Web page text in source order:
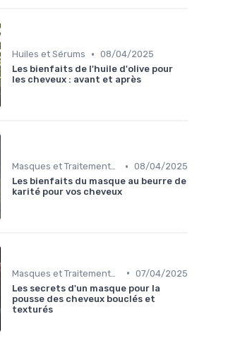
Huiles et Sérums • 08/04/2025
Les bienfaits de l'huile d'olive pour
les cheveux : avant et après
Masques et Traitements en Profondeur • 08/04/2025
Les bienfaits du masque au beurre de
karité pour vos cheveux
• 07/04/2025
Les secrets d'un masque pour la
pousse des cheveux bouclés et
texturés